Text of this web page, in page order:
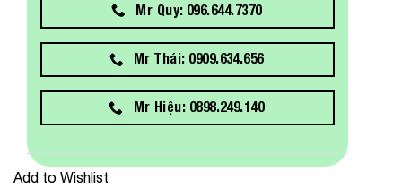
Mr Quy: 096.644.7370
Mr Thái: 0909.634.656
Mr Hiệu: 0898.249.140
Add to Wishlist